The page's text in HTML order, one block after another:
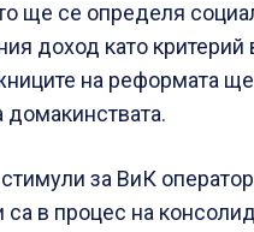
ще се определя
доход като
на реформата
за ВиК
в процес на